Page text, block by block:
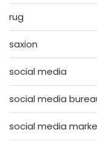
rug
saxion
social media
social media
social media